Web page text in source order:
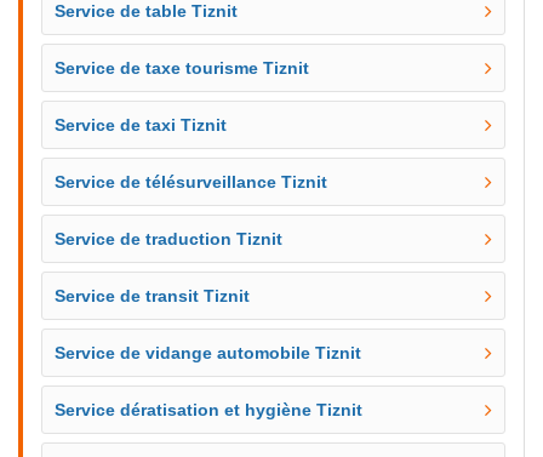
Service de table Tiznit
Service de taxe tourisme Tiznit
Service de taxi Tiznit
Service de télésurveillance Tiznit
Service de traduction Tiznit
Service de transit Tiznit
Service de vidange automobile Tiznit
Service dératisation et hygiène Tiznit